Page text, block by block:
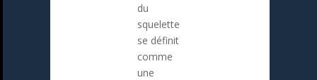
du
squelette
se définit
comme
une